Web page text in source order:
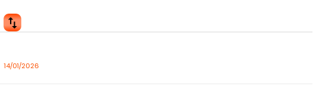
14/01/2026